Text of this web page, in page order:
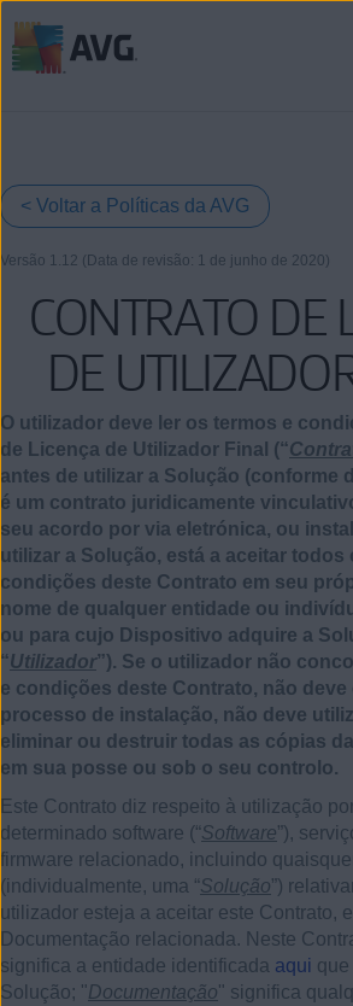
< Voltar a Políticas da AVG
Versão 1.12 (Data de revisão: 1 de junho de 2020)
CONTRATO DE
DE
O utilizador deve ler os termos e
de Licença de Utilizador Final (“
antes de utilizar a Solução (conforme
é um contrato juridicamente
seu acordo por via eletrónica, ou
utilizar a Solução, está a aceitar todos
condições deste Contrato em seu
nome de qualquer entidade ou
ou para cujo Dispositivo adquire a
“Utilizador”). Se o utilizador não
e condições deste Contrato, não
processo de instalação, não deve
eliminar ou destruir todas as cópias
em sua posse ou sob o seu controlo.
Este Contrato diz respeito à utilização
determinado software (“Software”),
firmware relacionado, incluindo
(individualmente, uma “Solução”)
utilizador esteja a aceitar este Contrato,
Documentação relacionada. Neste
significa a entidade identificada aqui
Solução; "Documentação" significa